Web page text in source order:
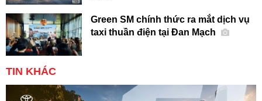
Green SM chính thức ra mắt dịch vụ
taxi thuần điện tại Đan Mạch
TIN KHÁC